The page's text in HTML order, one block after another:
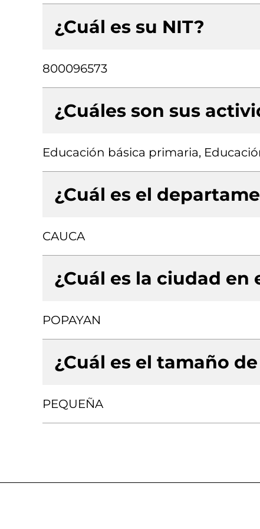
¿Cuál es su NIT?
800096573
¿Cuáles son sus
Educación básica primaria,
¿Cuál es el
CAUCA
¿Cuál es la ciudad en
POPAYAN
¿Cuál es el tamaño
PEQUEÑA